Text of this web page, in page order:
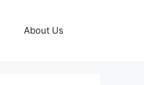
About Us